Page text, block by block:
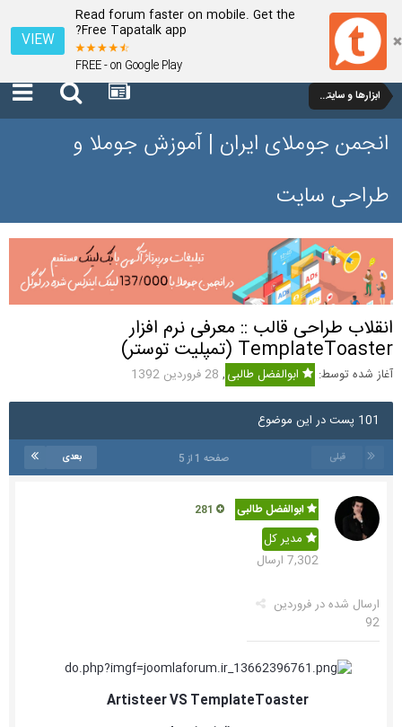
Read forum faster on mobile. Get the
Free Tapatalk app?
FREE - on Google Play
VIEW
ابزارها و سایتهای مفید
انجمن جوملای ایران | آموزش جوملا و
طراحی سایت
انقلاب طراحی قالب :: معرفی نرم افزار
TemplateToaster (تمپلیت توستر)
آغاز شده توسط: ابوالفضل طالبی, 28 فروردین 1392
101 پست در این موضوع
قبلی بعدی صفحه 1 از 5
ابوالفضل طالبی
مدیر کل
7,302 ارسال
ارسال شده درفروردین
92
Artisteer VS TemplateToaster